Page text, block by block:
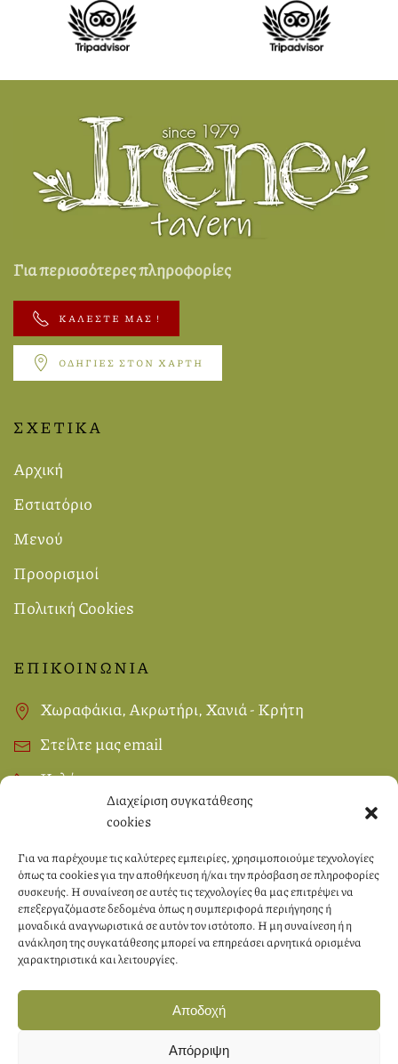
Διαχείριση συγκατάθεσης
cookies
Για να παρέχουμε τις καλύτερες εμπειρίες, χρησιμοποιούμε τεχνολογίες
όπως τα cookies για την αποθήκευση ή/και την πρόσβαση σε πληροφορίες
συσκευής. Η συναίνεση σε αυτές τις τεχνολογίες θα μας επιτρέψει να
επεξεργαζόμαστε δεδομένα όπως η συμπεριφορά περιήγησης ή
μοναδικά αναγνωριστικά σε αυτόν τον ιστότοπο. Η μη συναίνεση ή η
ανάκληση της συγκατάθεσης μπορεί να επηρεάσει αρνητικά ορισμένα
χαρακτηριστικά και λειτουργίες.
Αποδοχή
Απόρριψη
Για περισσότερες πληροφορίες
ΚΑΛΈΣΤΕ ΜΑΣ !
ΟΔΗΓΙΕΣ ΣΤΟΝ ΧΑΡΤΗ
ΣΧΕΤΙΚΑ
Αρχική
Εστιατόριο
Μενού
Προορισμοί
Πολιτική Cookies
ΕΠΙΚΟΙΝΩΝΙΑ
Χωραφάκια, Ακρωτήρι, Χανιά - Κρήτη
Στείλτε μας email
Καλέστε μας